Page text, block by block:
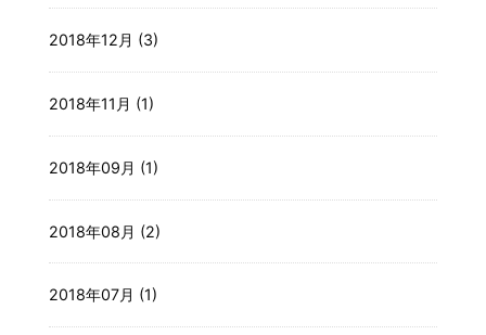
2018年12月 (3)
2018年11月 (1)
2018年09月 (1)
2018年08月 (2)
2018年07月 (1)